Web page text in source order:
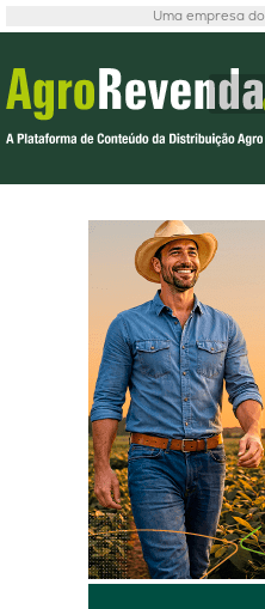
Uma empresa do